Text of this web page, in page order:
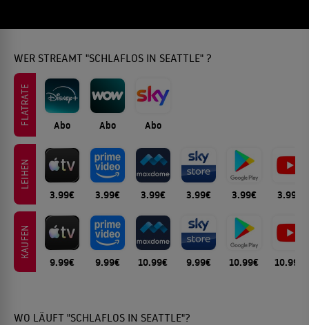
WER STREAMT "SCHLAFLOS IN SEATTLE" ?
FLATRATE Abo Abo Abo
LEIHEN
3.99€ 3.99€ 3.99€ 3.99€ 3.99€ 3.99€
KAUFEN
9.99€ 9.99€ 10.99€ 9.99€ 10.99€ 10.99€
WO LÄUFT "SCHLAFLOS IN SEATTLE"?